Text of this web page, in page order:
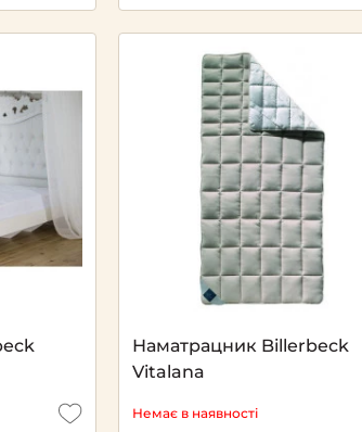
Наматрацник Billerbeck
Vitalana
Немає в наявності